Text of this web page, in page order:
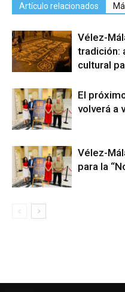
Artículo relacionados
Vélez-
tradición:
cultural
El
volverá a
Vélez-
para la